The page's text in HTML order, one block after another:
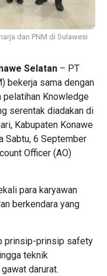
dan PNM di Sulawesi
Selatan – PT
bekerja sama dengan
pelatihan Knowledge
serentak diadakan di
Kabupaten Konawe
Sabtu, 6 September
Officer (AO)
para karyawan
berkendara yang
prinsip-prinsip safety
teknik
darurat.